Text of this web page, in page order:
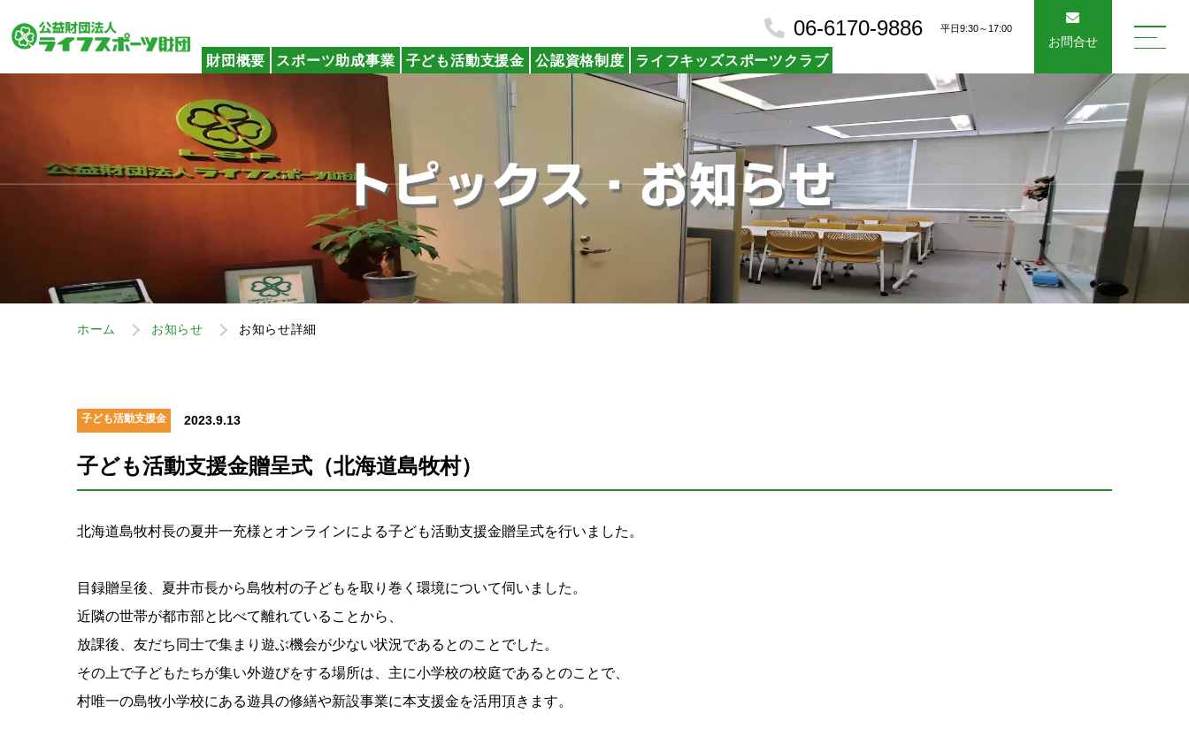
06-6170-9886 平日9:30～17:00
財団概要 スポーツ助成事業 子ども活動支援金 公認資格制度 ライフキッズスポーツクラブ
お問合せ
ホーム お知らせ お知らせ詳細
子ども活動支援金 2023.9.13
子ども活動支援金贈呈式（北海道島牧村）
北海道島牧村長の夏井一充様とオンラインによる子ども活動支援金贈呈式を行いました。
目録贈呈後、夏井市長から島牧村の子どもを取り巻く環境について伺いました。
近隣の世帯が都市部と比べて離れていることから、
放課後、友だち同士で集まり遊ぶ機会が少ない状況であるとのことでした。
その上で子どもたちが集い外遊びをする場所は、主に小学校の校庭であるとのことで、
村唯一の島牧小学校にある遊具の修繕や新設事業に本支援金を活用頂きます。